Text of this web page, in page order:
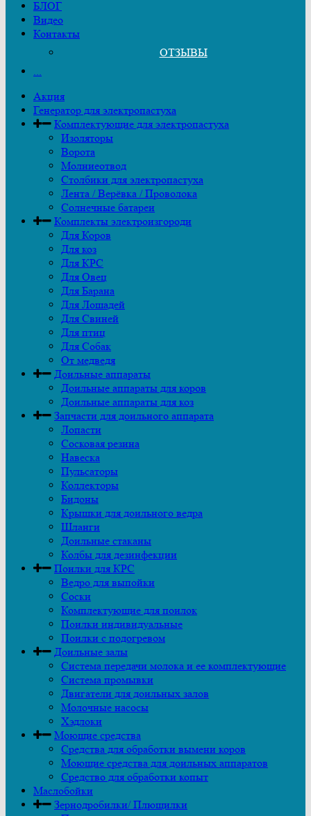
БЛОГ
Видео
Контакты
ОТЗЫВЫ
...
Акция
Генератор для электропастуха
Комплектующие для электропастуха
Изоляторы
Ворота
Молниеотвод
Столбики для электропастуха
Лента / Верёвка / Проволока
Солнечные батареи
Комплекты электроизгороди
Для Коров
Для коз
Для КРС
Для Овец
Для Барана
Для Лошадей
Для Свиней
Для птиц
Для Собак
От медведя
Доильные аппараты
Доильные аппараты для коров
Доильные аппараты для коз
Запчасти для доильного аппарата
Лопасти
Сосковая резина
Навеска
Пульсаторы
Коллекторы
Бидоны
Крышки для доильного ведра
Шланги
Доильные стаканы
Колбы для дезинфекции
Поилки для КРС
Ведро для выпойки
Соски
Комплектующие для поилок
Поилки индивидуальные
Поилки с подогревом
Доильные залы
Система передачи молока и ее комплектующие
Система промывки
Двигатели для доильных залов
Молочные насосы
Хэдлоки
Моющие средства
Средства для обработки вымени коров
Моющие средства для доильных аппаратов
Средство для обработки копыт
Маслобойки
Зернодробилки/ Плющилки